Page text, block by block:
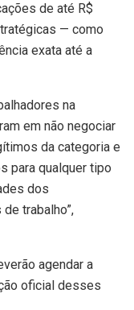
de até R$
— como
exata até a
na
em não negociar
da categoria e
para qualquer tipo
dos
trabalho”,
agendar a
oficial desses